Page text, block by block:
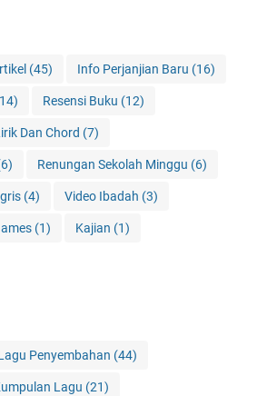
(45) Info Perjanjian Baru (16)
Resensi Buku (12)
Dan Chord (7)
Renungan Sekolah Minggu (6)
(4) Video Ibadah (3)
(1) Kajian (1)
Penyembahan (44)
Lagu (21)